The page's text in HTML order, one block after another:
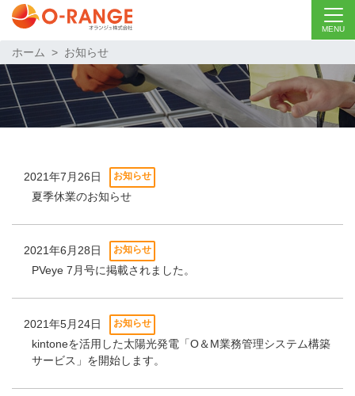
MENU
ホーム > お知らせ
2021年7月26日 お知らせ
夏季休業のお知らせ
2021年6月28日 お知らせ
PVeye 7月号に掲載されました。
2021年5月24日 お知らせ
kintoneを活用した太陽光発電「O＆M業務管理システム構築
サービス」を開始します。